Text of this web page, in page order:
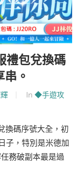
禮包兌換碼
。
In ◆手遊攻
換碼序號大全，初
子，特別是米德加
務破副本最是過